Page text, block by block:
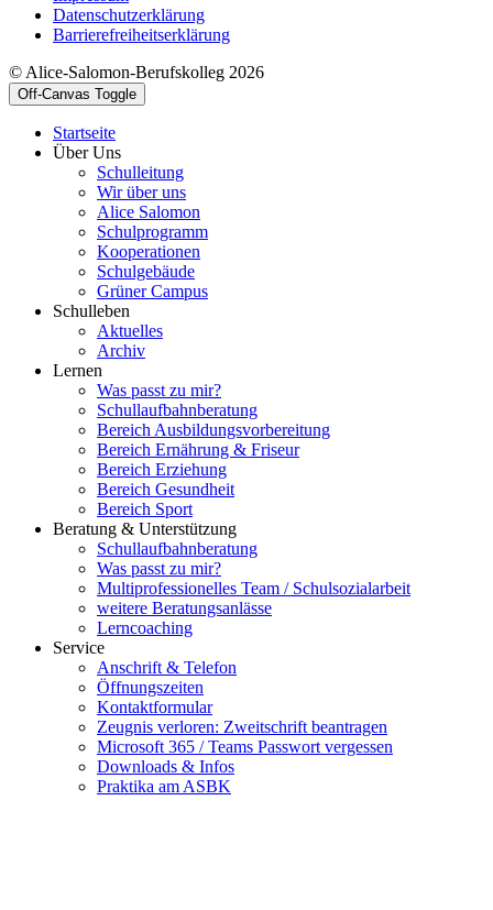
Datenschutzerklärung
Barrierefreiheitserklärung
© Alice-Salomon-Berufskolleg 2026
Off-Canvas Toggle
Startseite
Über Uns
Schulleitung
Wir über uns
Alice Salomon
Schulprogramm
Kooperationen
Schulgebäude
Grüner Campus
Schulleben
Aktuelles
Archiv
Lernen
Was passt zu mir?
Schullaufbahnberatung
Bereich Ausbildungsvorbereitung
Bereich Ernährung & Friseur
Bereich Erziehung
Bereich Gesundheit
Bereich Sport
Beratung & Unterstützung
Schullaufbahnberatung
Was passt zu mir?
Multipro­fessionelles Team / Schulsozialarbeit
weitere Beratungsanlässe
Lerncoaching
Service
Anschrift & Telefon
Öffnungszeiten
Kontaktformular
Zeugnis verloren: Zweitschrift beantragen
Microsoft 365 / Teams Passwort vergessen
Downloads & Infos
Praktika am ASBK